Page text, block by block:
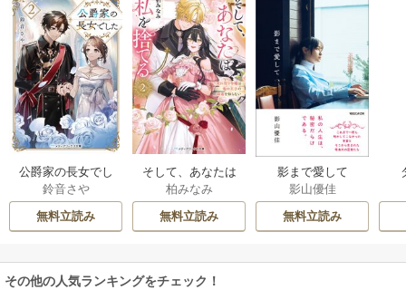
公爵家の長女でし
た
鈴音さや
無料立読み
そして、あなたは
私を捨てる
柏みなみ
無料立読み
影まで愛して
影山優佳
無料立読み
その他の人気ランキングをチェック！